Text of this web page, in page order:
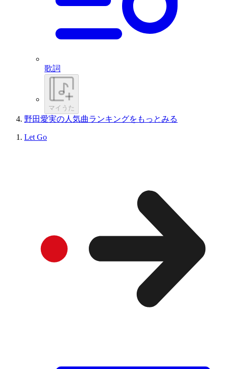
歌詞
マイうた
野田愛実の人気曲ランキングをもっとみる
Let Go